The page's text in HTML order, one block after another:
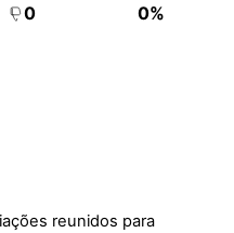
0 0%
reunidos para